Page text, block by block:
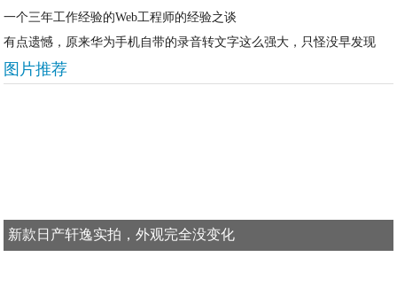
一个三年工作经验的Web工程师的经验之谈
有点遗憾，原来华为手机自带的录音转文字这么强大，只怪没早发现
图片推荐
新款日产轩逸实拍，外观完全没变化